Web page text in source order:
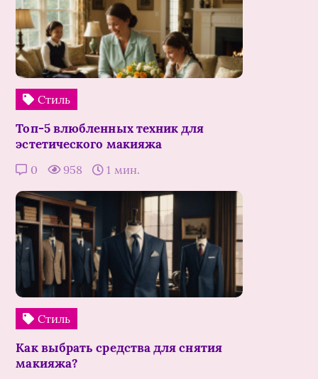
Стиль
Топ-5 влюбленных техник для
эстетического макияжа
0 958 1 мин.
Стиль
Как выбрать средства для снятия
макияжа?